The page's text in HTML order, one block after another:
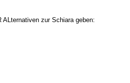
zur Schiara geben: